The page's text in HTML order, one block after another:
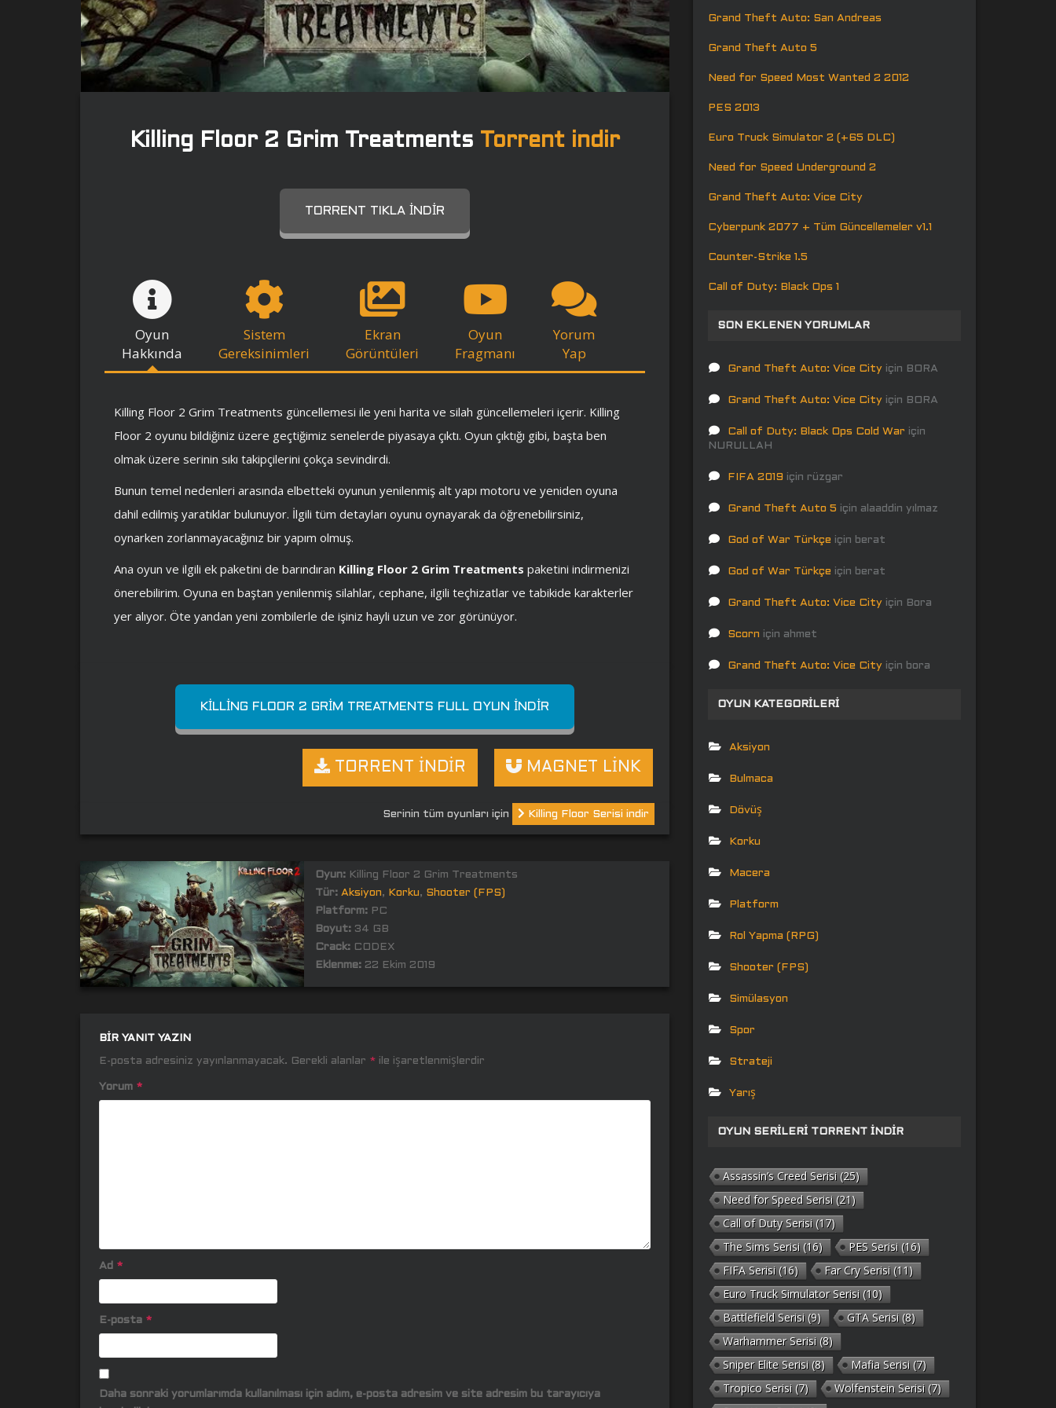
Killing Floor 2 Grim Treatments Torrent indir
TORRENT TIKLA İNDIR
Oyun
Hakkında
Sistem
Gereksinimleri
Ekran
Görüntüleri
Oyun
Fragmanı
Yorum
Yap
Killing Floor 2 Grim Treatments güncellemesi ile yeni harita ve silah güncellemeleri içerir. Killing
Floor 2 oyunu bildiğiniz üzere geçtiğimiz senelerde piyasaya çıktı. Oyun çıktığı gibi, başta ben
olmak üzere serinin sıkı takipçilerini çokça sevindirdi.
Bunun temel nedenleri arasında elbetteki oyunun yenilenmiş alt yapı motoru ve yeniden oyuna
dahil edilmiş yaratıklar bulunuyor. İlgili tüm detayları oyunu oynayarak da öğrenebilirsiniz,
oynarken zorlanmayacağınız bir yapım olmuş.
Ana oyun ve ilgili ek paketini de barındıran Killing Floor 2 Grim Treatments paketini indirmenizi
önerebilirim. Oyuna en baştan yenilenmiş silahlar, cephane, ilgili teçhizatlar ve tabikide karakterler
yer alıyor. Öte yandan yeni zombilerle de işiniz hayli uzun ve zor görünüyor.
KILLING FLOOR 2 GRIM TREATMENTS FULL OYUN İNDIR
MAGNET LİNK
TORRENT İNDİR
Serinin tüm oyunları için Killing Floor Serisi indir
Oyun:Killing Floor 2 Grim Treatments
Tür: Aksiyon, Korku, Shooter (FPS)
Platform:PC
Boyut:34 GB
Crack:CODEX
Eklenme:22 Ekim 2019
BIR YANIT YAZIN
E-posta adresiniz yayınlanmayacak. Gerekli alanlar * ile işaretlenmişlerdir
Yorum *
Ad *
E-posta *
Daha sonraki yorumlarımda kullanılması için adım, e-posta adresim ve site adresim bu tarayıcıya
Grand Theft Auto: San Andreas
Grand Theft Auto 5
Need for Speed Most Wanted 2 2012
PES 2013
Euro Truck Simulator 2 (+65 DLC)
Need for Speed Underground 2
Grand Theft Auto: Vice City
Cyberpunk 2077 + Tüm Güncellemeler v1.1
Counter-Strike 1.5
Call of Duty: Black Ops 1
SON EKLENEN YORUMLAR
Grand Theft Auto: Vice City için BORA
Grand Theft Auto: Vice City için BORA
Call of Duty: Black Ops Cold War için
NURULLAH
FIFA 2019 için rüzgar
Grand Theft Auto 5 için alaaddin yılmaz
God of War Türkçe için berat
God of War Türkçe için berat
Grand Theft Auto: Vice City için Bora
Scorn için ahmet
Grand Theft Auto: Vice City için bora
OYUN KATEGORILERI
Aksiyon
Bulmaca
Dövüş
Korku
Macera
Platform
Rol Yapma (RPG)
Shooter (FPS)
Simülasyon
Spor
Strateji
Yarış
OYUN SERILERI TORRENT İNDIR
Assassin’s Creed Serisi (25)
Need for Speed Serisi (21)
Call of Duty Serisi (17)
The Sims Serisi (16) PES Serisi (16)
FIFA Serisi (16) Far Cry Serisi (11)
Euro Truck Simulator Serisi (10)
Battlefield Serisi (9) GTA Serisi (8)
Warhammer Serisi (8)
Sniper Elite Serisi (8) Mafia Serisi (7)
Tropico Serisi (7) Wolfenstein Serisi (7)